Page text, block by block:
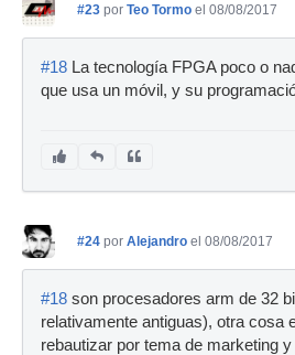
#23 por Teo Tormo el 08/08/2017
#18 La tecnología FPGA poco o
que usa un móvil, y su
#24 por Alejandro el 08/08/2017
#18 son procesadores arm de 32
relativamente antiguas), otra cosa
rebautizar por tema de marketing